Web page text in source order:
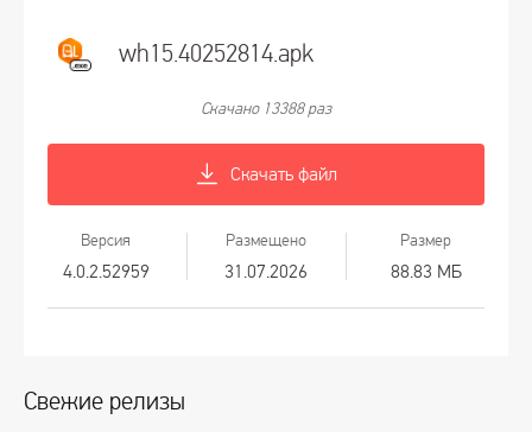
wh15.40252814.apk
Скачано 13388 раз
Скачать файл
Версия
4.0.2.52959
Размещено
31.07.2026
Размер
88.83 МБ
Свежие релизы